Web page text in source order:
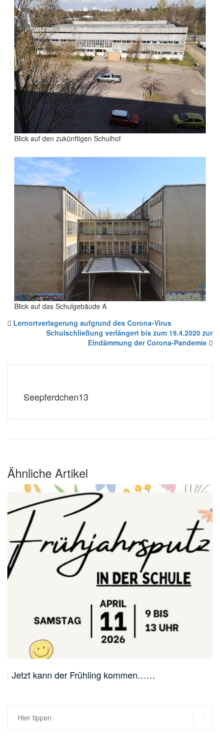
Blick auf den zukünftigen Schulhof
Blick auf das Schulgebäude A
Lernortverlagerung aufgrund des Corona-Virus
Schulschließung verlängert bis zum 19.4.2020 zur
Eindämmung der Corona-Pandemie
Seepferdchen13
Ähnliche Artikel
Jetzt kann der Frühling kommen……
Suchen